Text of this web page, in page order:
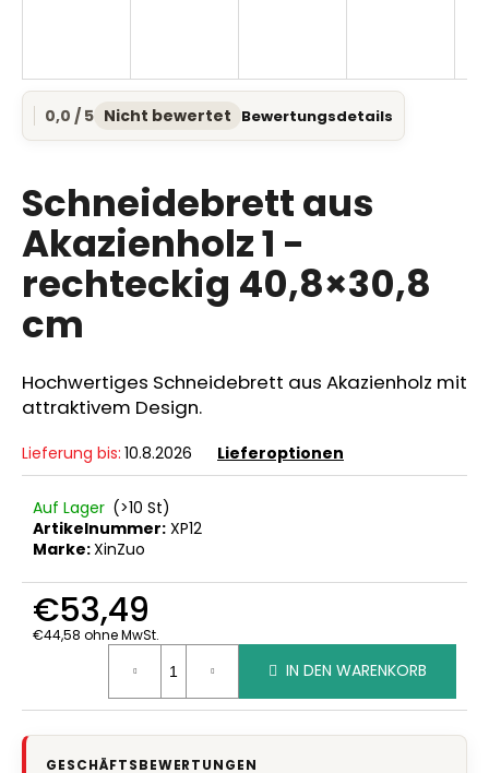
Die
durchschnittliche
ist
0,0
von
5
Sternen.
0,0 / 5 Nicht bewertet Bewertungsdetails
Schneidebrett aus
Akazienholz 1 -
rechteckig 40,8×30,8
cm
Hochwertiges Schneidebrett aus Akazienholz mit
attraktivem Design.
Lieferung bis: 10.8.2026 Lieferoptionen
Auf Lager (>10 St)
Artikelnummer: XP12
Marke:XinZuo
€53,49
€44,58 ohne MwSt.
Verkaufspreis:
IN DEN WARENKORB
GESCHÄFTSBEWERTUNGEN
SUCHEN
i
r
e
m
p
f
e
h
l
e
n